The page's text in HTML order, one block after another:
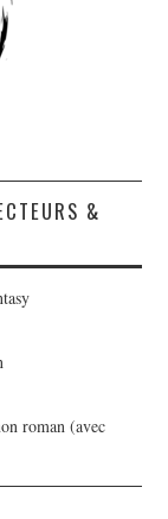
&
roman (avec